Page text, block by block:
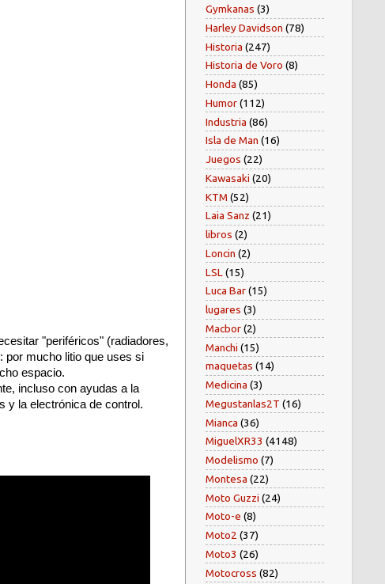
"periféricos" (radiadores,
por mucho litio que uses si
espacio.
incluso con ayudas a la
y la electrónica de control.
Gymkanas (3)
Harley Davidson (78)
Historia (247)
Historia de Voro (8)
Honda (85)
Humor(112)
Industria (86)
Isla de Man (16)
Juegos (22)
Kawasaki (20)
KTM (52)
Laia Sanz (21)
libros (2)
Loncin (2)
LSL (15)
Luca Bar(15)
lugares (3)
Macbor(2)
Manchi (15)
maquetas (14)
Medicina (3)
Megustanlas2T (16)
Mianca (36)
MiguelXR33 (4148)
Modelismo (7)
Montesa (22)
Moto Guzzi (24)
Moto-e (8)
Moto2 (37)
Moto3 (26)
Motocross (82)